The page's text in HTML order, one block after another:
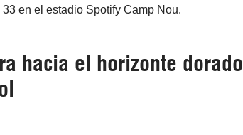
en el estadio Spotify Camp Nou.
hacia el horizonte dorado